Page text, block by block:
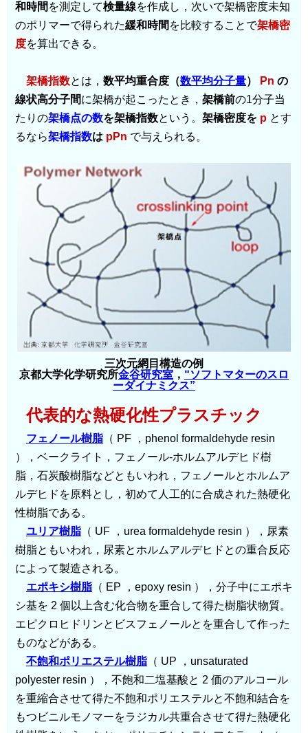
和時間 を測定して検量線を作成し，次いで架橋密度未知
のポリマーで得られた緩和時間 を比較することで架橋密
度を算出できる。
架橋指数とは， 数平均重合度（数平均分子量） Pn の
線状高分子間に架橋が起こったとき， 架橋前の1分子当
たりの架橋点の数を架橋指数という。 架橋密度を p とす
るなら架橋指数は pPn で与えられる。
三次元網目構造の例
京都大学化学研究所金谷研究室 ， “ソフトマターのスロ
ーダイナミクス”
代表的な熱硬化性プラスチック
フェノール樹脂 （ PF ，phenol formaldehyde resin
），ベークライト，フェノール-ホルムアルデヒド樹
脂，石炭酸樹脂などともいわれ，フェノールとホルムア
ルデヒドを原料とし，初めて人工的に合成された熱硬化
性樹脂である。
ユリア樹脂 （ UF ，urea formaldehyde resin ），尿素
樹脂ともいわれ，尿素とホルムアルデヒドとの重合反応
によって製造される。
エポキシ樹脂 （ EP ，epoxy resin ），分子中にエポキ
シ基を 2 個以上含む化合物を重合して得た樹脂状物質。
エピクロヒドリンとビスフェノールとを重合して作った
ものなどがある。
不飽和ポリエステル樹脂 （ UP ，unsaturated
polyester resin ），不飽和二塩基酸と 2 価のアルコール
を重縮合させて得た不飽和ポリエステルと不飽和結合を
もつビニルモノマーをラジカル共重合させて得た熱硬化